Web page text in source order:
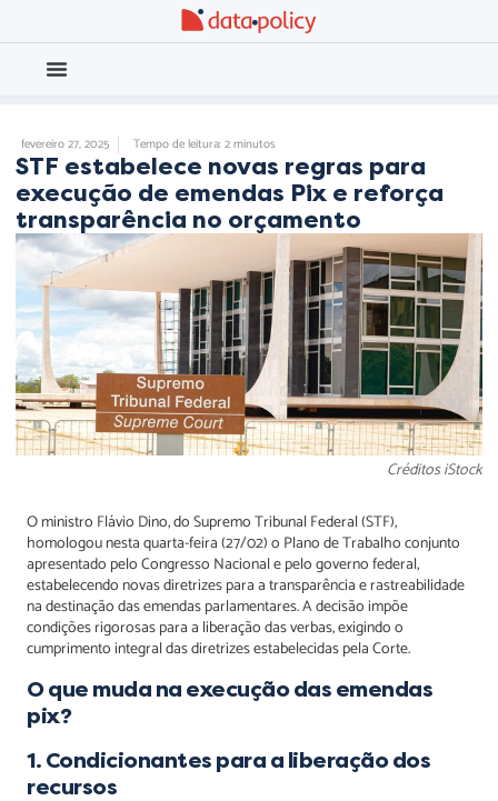
fevereiro 27, 2025 Tempo de leitura: 2 minutos
STF estabelece novas regras para
execução de emendas Pix e reforça
transparência no orçamento
Créditos iStock
O ministro Flávio Dino, do Supremo Tribunal Federal (STF),
homologou nesta quarta-feira (27/02) o Plano de Trabalho conjunto
apresentado pelo Congresso Nacional e pelo governo federal,
estabelecendo novas diretrizes para a transparência e rastreabilidade
na destinação das emendas parlamentares. A decisão impõe
condições rigorosas para a liberação das verbas, exigindo o
cumprimento integral das diretrizes estabelecidas pela Corte.
O que muda na execução das emendas
pix?
1. Condicionantes para a liberação dos
recursos